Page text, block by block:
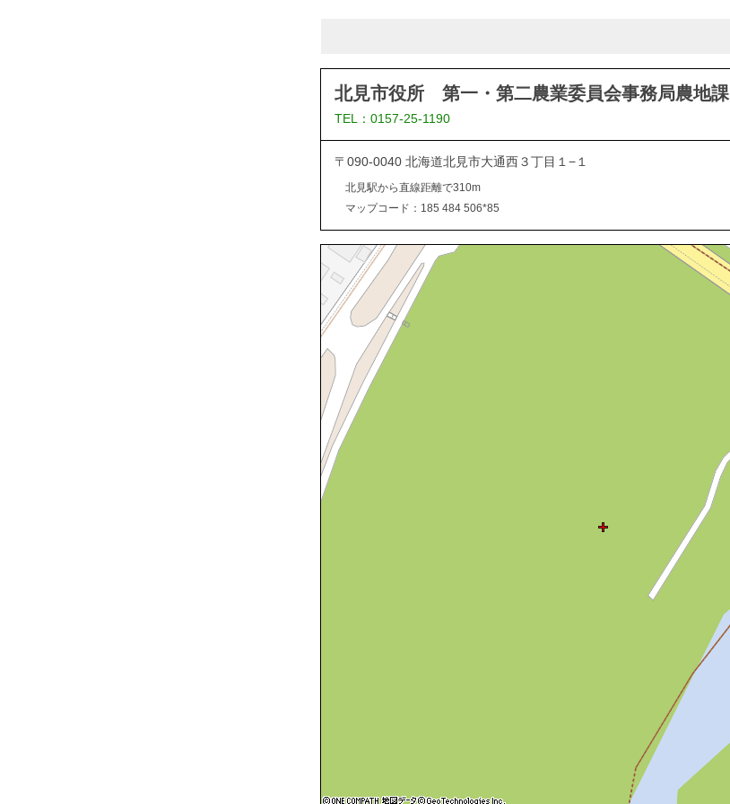
北見市役所 第一・第二農業委員会事務局農地課
TEL：0157-25-1190
〒090-0040 北海道北見市大通西３丁目１−１
北見駅から直線距離で310m
マップコード：185 484 506*85